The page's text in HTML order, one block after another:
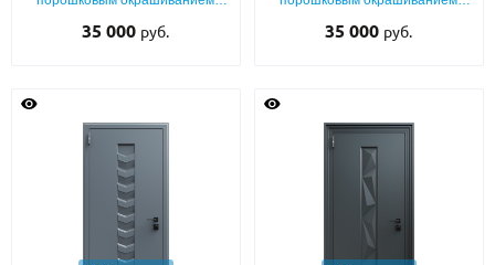
35 000 руб. 35 000 руб.